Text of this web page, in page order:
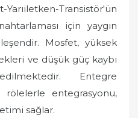
Transistör'ün
için yaygın
Mosfet, yüksek
ve düşük güç kaybı
Entegre
entegrasyonu,
sağlar.